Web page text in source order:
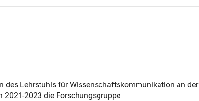
des Lehrstuhls für Wissenschaftskommunikation an der
2021-2023 die Forschungsgruppe